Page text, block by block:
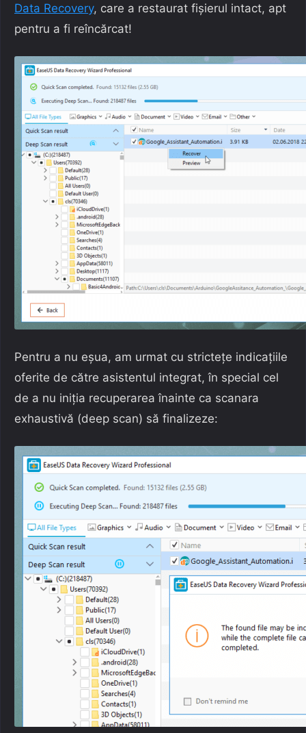
Data Recovery, care a restaurat fișierul intact, apt
pentru a fi reîncărcat!
Pentru a nu eșua, am urmat cu strictețe indicațiile
oferite de către asistentul integrat, în special cel
de a nu iniția recuperarea înainte ca scanara
exhaustivă (deep scan) să finalizeze: